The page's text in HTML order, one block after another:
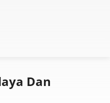
Dan